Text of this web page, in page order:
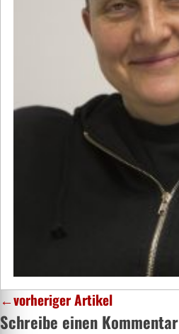
←vorheriger Artikel
Schreibe einen Kommentar